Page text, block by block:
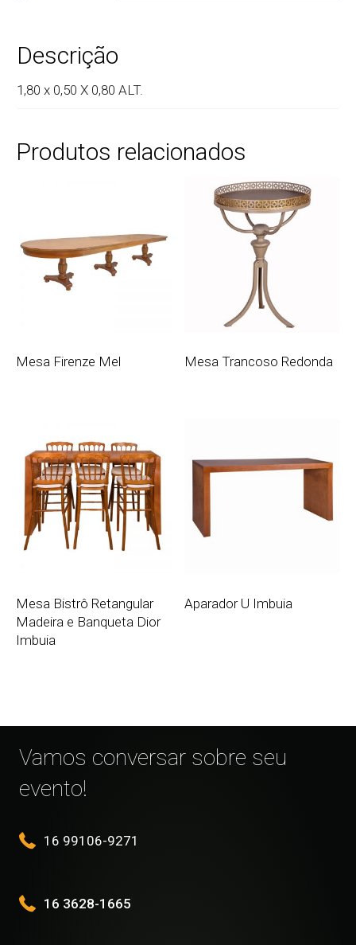
Descrição
1,80 x 0,50 X 0,80 ALT.
Produtos relacionados
Mesa Firenze Mel Mesa Trancoso Redonda
Mesa Bistrô Retangular
Madeira e Banqueta Dior
Imbuia
Aparador U Imbuia
Vamos conversar sobre seu
evento!
16 99106-9271
16 3628-1665